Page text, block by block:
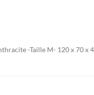
-Taille M- 120 x 70 x